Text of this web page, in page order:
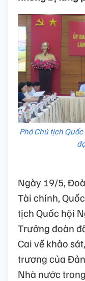
Phó Chủ tịch
Ngày 19/5,
Tài chính,
tịch Quốc hội
Trưởng đoàn
Cai về khảo
trương của
Nhà nước